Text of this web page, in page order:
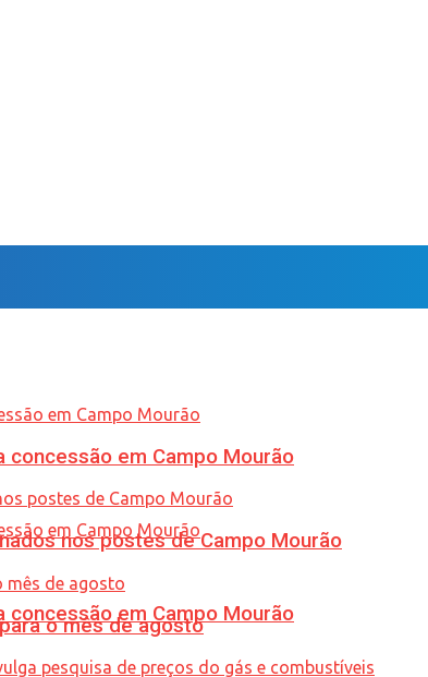
concessão em Campo Mourão
concessão em Campo Mourão
nos postes de Campo Mourão
o mês de agosto